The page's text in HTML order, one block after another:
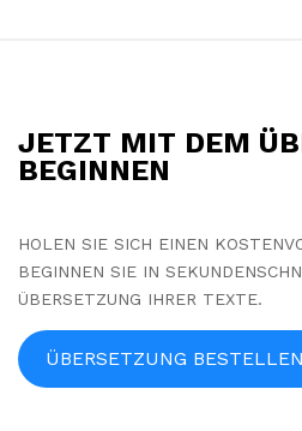
JETZT MIT DEM
BEGINNEN
HOLEN SIE SICH EINEN
BEGINNEN SIE IN
ÜBERSETZUNG IHRER TEXTE.
ÜBERSETZUNG BESTELLEN